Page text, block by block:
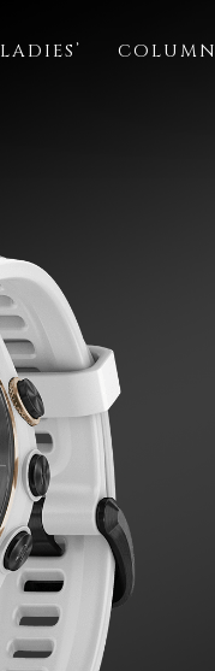
LADIES’ COLUMN